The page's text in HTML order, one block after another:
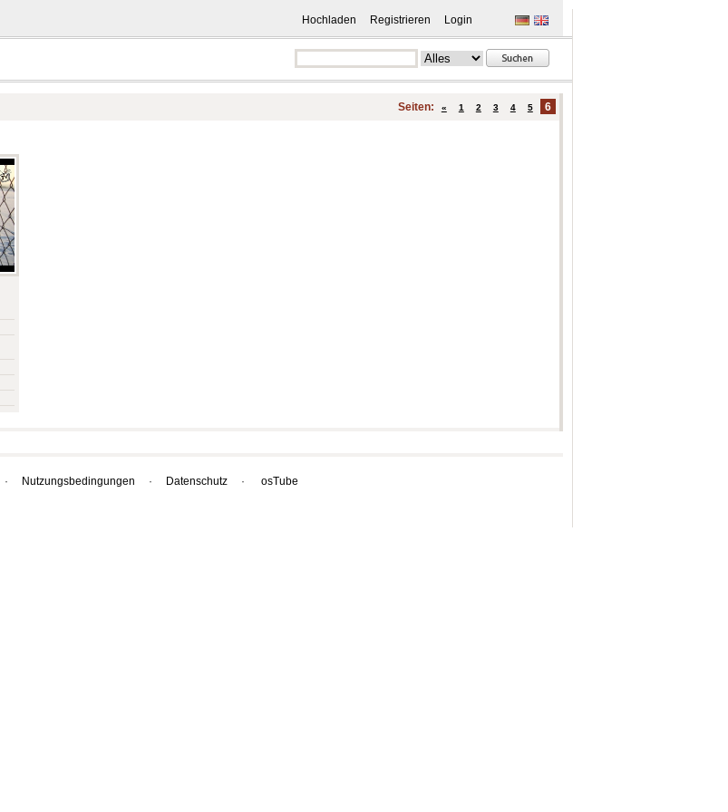
Hochladen Registrieren Login
Seiten: « 1 2 3 4 5 6
· Nutzungsbedingungen · Datenschutz · osTube